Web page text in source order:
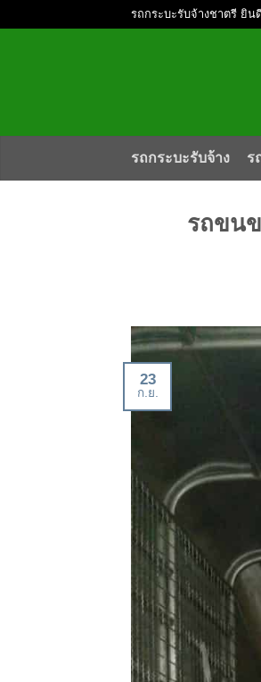
รถกระบะรับจ้างชาตรี ยิน
รถกระบะรับจ้าง ร
รถขน
23
ก.ย.